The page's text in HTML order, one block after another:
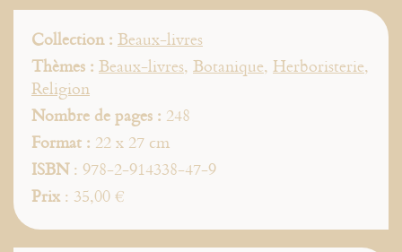
Collection : Beaux-livres
Thèmes : Beaux-livres, Botanique, Herboristerie,
Religion
Nombre de pages : 248
Format : 22 x 27 cm
ISBN: 978-2-914338-47-9
Prix: 35,00 €